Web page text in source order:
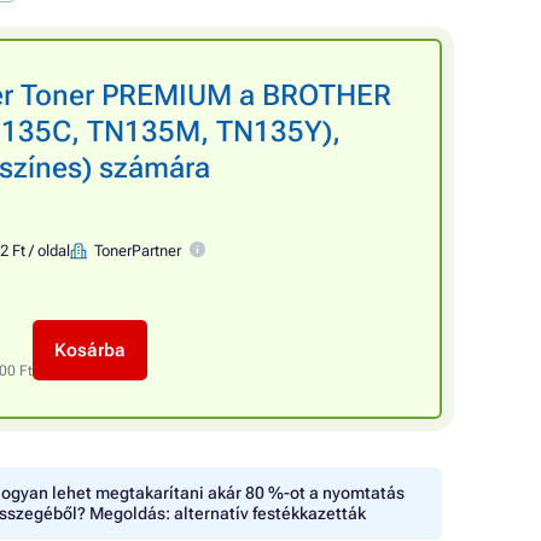
PREMIUM a BROTHER
TN135M, TN135Y),
számára
2 Ft / oldal TonerPartner
Ft
Kosárba
lehet megtakarítani akár 80 %-ot a nyomtatás
Megoldás: alternatív festékkazetták